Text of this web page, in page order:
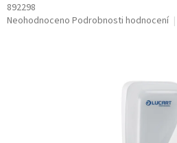
892298
Průměrné
Neohodnoceno Podrobnosti hodnocení